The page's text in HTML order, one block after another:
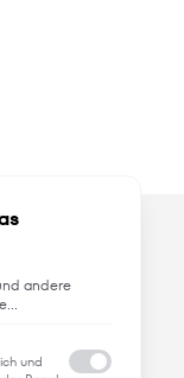
andere
im
undTrends